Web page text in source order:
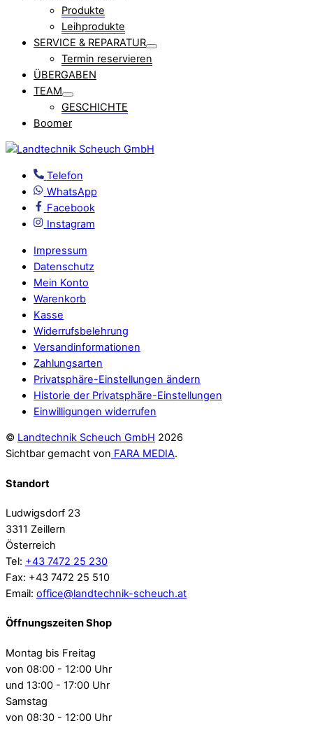
Produkte
Leihprodukte
SERVICE & REPARATUR
Termin reservieren
ÜBERGABEN
TEAM
GESCHICHTE
Boomer
Telefon
WhatsApp
Facebook
Instagram
Impressum
Datenschutz
Mein Konto
Warenkorb
Kasse
Widerrufsbelehrung
Versandinformationen
Zahlungsarten
Privatsphäre-Einstellungen ändern
Historie der Privatsphäre-Einstellungen
Einwilligungen widerrufen
© Landtechnik Scheuch GmbH 2026
Sichtbar gemacht von FARA MEDIA.
Standort
Ludwigsdorf 23
3311 Zeillern
Österreich
Tel: +43 7472 25 230
Fax: +43 7472 25 510
Email: office@landtechnik-scheuch.at
Öffnungszeiten Shop
Montag bis Freitag
von 08:00 - 12:00 Uhr
und 13:00 - 17:00 Uhr
Samstag
von 08:30 - 12:00 Uhr